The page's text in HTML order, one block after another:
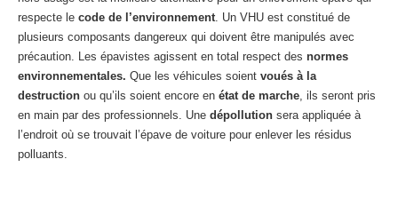
respecte le code de l’environnement. Un VHU est constitué de
plusieurs composants dangereux qui doivent être manipulés avec
précaution. Les épavistes agissent en total respect des normes
environnementales. Que les véhicules soient voués à la
destruction ou qu’ils soient encore en état de marche, ils seront pris
en main par des professionnels. Une dépollution sera appliquée à
l’endroit où se trouvait l’épave de voiture pour enlever les résidus
polluants.